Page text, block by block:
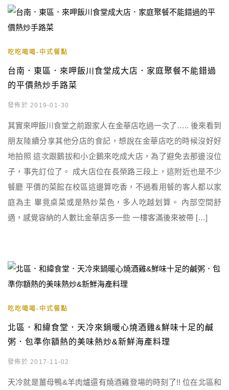
吃吃喝喝-中式餐點
台南．東區．來呷飯川食堂成大店．家庭聚餐不能錯過
的平價熱炒手路菜
發佈於 2019-01-30
其實來呷飯川食堂之前跟家人在金華店吃過一次了….. 後來看到
朋友陸續分享其他分店的食記，想說在金華店吃的時候沒好好
地拍照 這次跟鵝拔和小企鵝來吃成大店，為了避免去那邊沒位
子，事先訂位了。 成大店位在長榮路三段上，這附近也是不少
餐廳 平價的菜館在校區這邊算吃香，不過看用餐的客人都以家
庭為主 畢竟桌菜或是熱炒菜色，多人吃越划算。 內部空間舒
適，感覺容納的人數比金華店多一些 一樓客滿後來被帶 […]
吃吃喝喝-中式餐點
北區．和緯食堂．天冷來鍋暖心燒酒雞&鮮味十足的鹹
粥．包準你額熱的美味熱炒&新鮮海產料理
發佈於 2017-11-02
天冷就是薑母鴨&羊肉爐還有燒酒雞登場的時刻了!! 位在北區和